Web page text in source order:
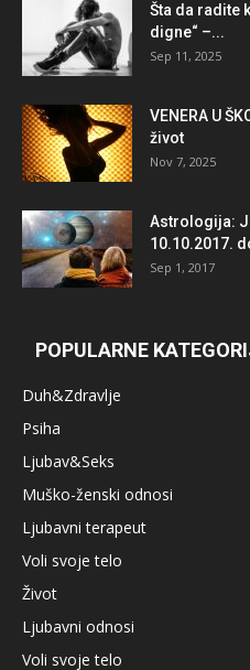
Šta da radite
digne“ –...
Sep 11, 2025
VENERA U
život
Nov 7, 2025
Astrologija:
10.10.2017.
Sep 1, 2017
POPULARNE
Duh&Zdravlje
Psiha
Ljubav&Seks
Muško-ženski odnosi
Ljubavni terapeut
Voli svoje telo
Život
Ljubavni odnosi
Voli svoje telo